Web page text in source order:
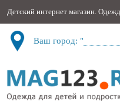
Детский интернет магазин.
Ваш город: "